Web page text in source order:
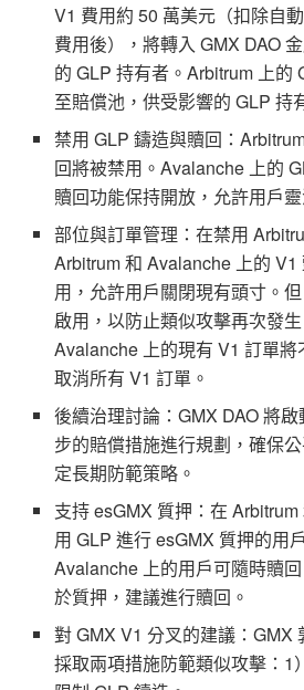
V1 費用約 50 萬美元（扣除自
費用後），將轉入 GMX DAO
的 GLP 持有者。Arbitrum 上的
至賠償池，供受影響的 GLP 持
禁用 GLP 鑄造與贖回：
回將被禁用。Avalanche 上的
贖回功能保持開放，允許用戶靈
部位與訂單管理：在禁用
Arbitrum 和 Avalanche 上的
用，允許用戶關閉現有頭寸。
啟用，以防止類似攻擊再次發
Avalanche 上的現有 V1 訂單
取消所有 V1 訂單。
後續治理討論：GMX DAO 將
步的賠償措施進行規劃，確保
定長期防範策略。
支持 esGMX 質押：在
用 GLP 進行 esGMX 質押的用
Avalanche 上的用戶可隨時贖
於質押，建議進行贖回。
對 GMX V1 分叉的建議：GMX
採取兩項措施防範類似攻擊：1